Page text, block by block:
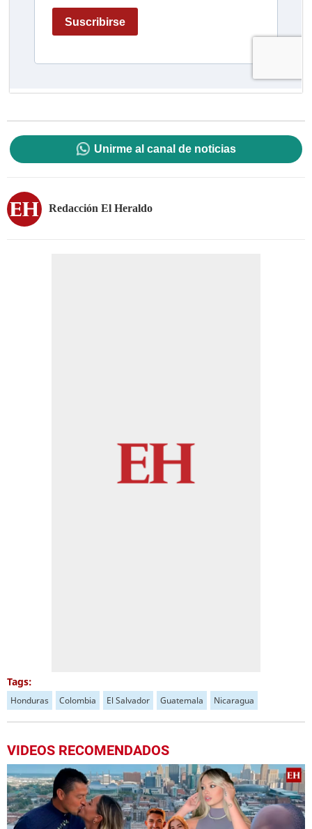
Unirme al canal de noticias
Redacción El Heraldo
Tags:
Honduras Colombia El Salvador Guatemala Nicaragua
VIDEOS RECOMENDADOS